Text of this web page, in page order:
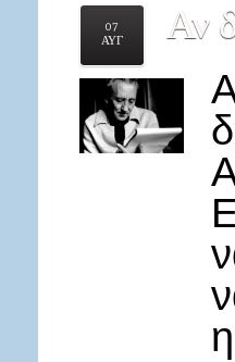
07
ΑΥΓ
Αν